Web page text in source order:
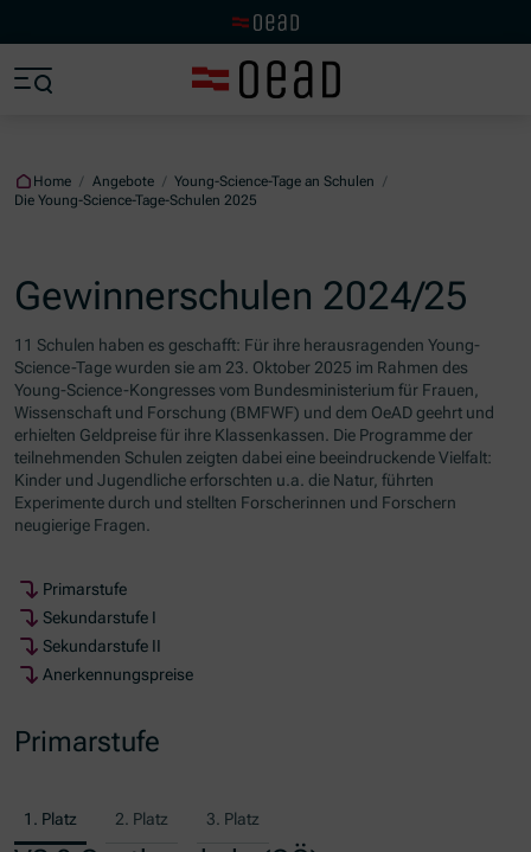
Home / Angebote / Young-Science-Tage an Schulen /
Die Young-Science-Tage-Schulen 2025
Gewinnerschulen 2024/25
11 Schulen haben es geschafft: Für ihre herausragenden Young-
Science-Tage wurden sie am 23. Oktober 2025 im Rahmen des
Young-Science-Kongresses vom Bundesministerium für Frauen,
Wissenschaft und Forschung (BMFWF) und dem OeAD geehrt und
erhielten Geldpreise für ihre Klassenkassen. Die Programme der
teilnehmenden Schulen zeigten dabei eine beeindruckende Vielfalt:
Kinder und Jugendliche erforschten u.a. die Natur, führten
Experimente durch und stellten Forscherinnen und Forschern
neugierige Fragen.
Primarstufe
Sekundarstufe I
Sekundarstufe II
Anerkennungspreise
Primarstufe
1. Platz 2. Platz 3. Platz